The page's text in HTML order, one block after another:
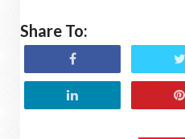
Share To: